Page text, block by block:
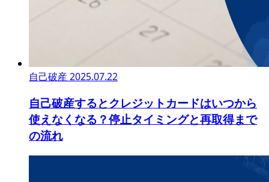
自己破産2025.07.22
自己破産するとクレジットカードはいつから
使えなくなる？停止タイミングと再取得まで
の流れ